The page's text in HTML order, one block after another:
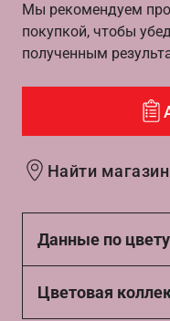
Мы рекомендуем
покупкой, чтобы
полученным
Найти магазин
Данные по цвету
Цветовая